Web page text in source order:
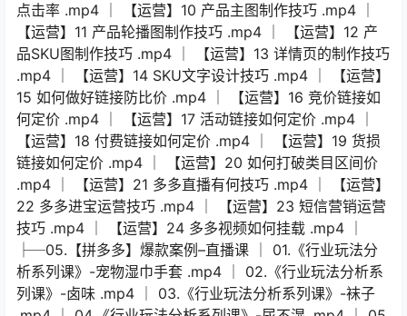
点击率 .mp4 │ 【运营】10 产品主图制作技巧 .mp4 │
【运营】11 产品轮播图制作技巧 .mp4 │ 【运营】12 产
品SKU图制作技巧 .mp4 │ 【运营】13 详情页的制作技巧
.mp4 │ 【运营】14 SKU文字设计技巧 .mp4 │ 【运营】
15 如何做好链接防比价 .mp4 │ 【运营】16 竞价链接如
何定价 .mp4 │ 【运营】17 活动链接如何定价 .mp4 │
【运营】18 付费链接如何定价 .mp4 │ 【运营】19 货损
链接如何定价 .mp4 │ 【运营】20 如何打破类目区间价
.mp4 │ 【运营】21 多多直播有何技巧 .mp4 │ 【运营】
22 多多进宝运营技巧 .mp4 │ 【运营】23 短信营销运营
技巧 .mp4 │ 【运营】24 多多视频如何挂载 .mp4 │
├─05.【拼多多】爆款案例–直播课 │ 01.《行业玩法分
析系列课》-宠物湿巾手套 .mp4 │ 02.《行业玩法分析系
列课》-卤味 .mp4 │ 03.《行业玩法分析系列课》-袜子